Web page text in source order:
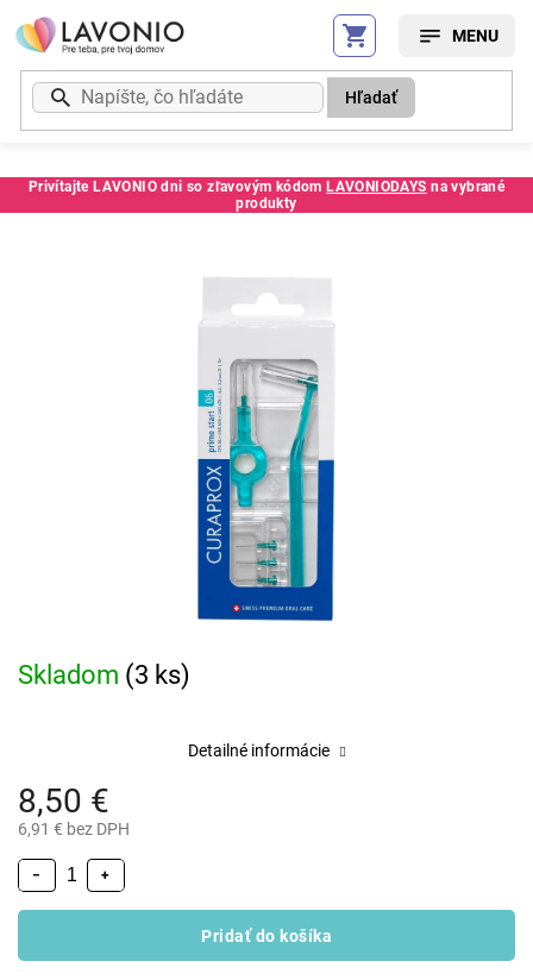
Prejsť
na
obsah
Privítajte LAVONIO dni so zľavovým kódom LAVONIODAYS na vybrané
produkty
Hľadať
Kód: 59634
8,50 €
6,91 € bez DPH
Skladom (3 ks)
+
−
Pridať do košíka
Detailné informácie